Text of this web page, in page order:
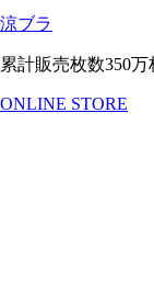
涼ブラ
累計販売枚数350万
ONLINE STORE